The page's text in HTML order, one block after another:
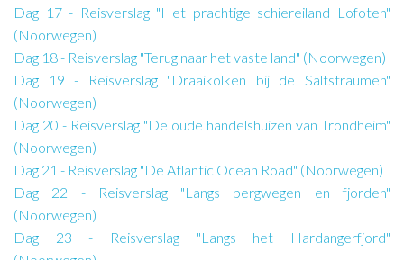
Dag 17 - Reisverslag "Het prachtige schiereiland Lofoten"
(Noorwegen)
Dag 18 - Reisverslag "Terug naar het vaste land" (Noorwegen)
Dag 19 - Reisverslag "Draaikolken bij de Saltstraumen"
(Noorwegen)
Dag 20 - Reisverslag "De oude handelshuizen van Trondheim"
(Noorwegen)
Dag 21 - Reisverslag "De Atlantic Ocean Road" (Noorwegen)
Dag 22 - Reisverslag "Langs bergwegen en fjorden"
(Noorwegen)
Dag 23 - Reisverslag "Langs het Hardangerfjord"